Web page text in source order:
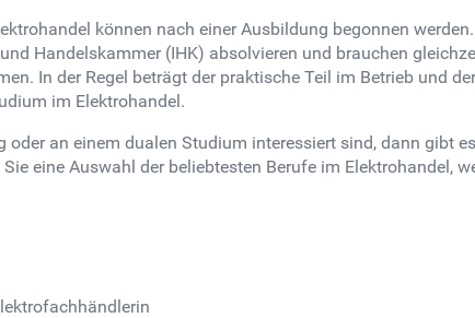
können nach einer Ausbildung begonnen
Handelskammer (IHK) absolvieren und brauchen
In der Regel beträgt der praktische Teil im Betrieb und
im Elektrohandel.
oder an einem dualen Studium interessiert sind, dann gibt
eine Auswahl der beliebtesten Berufe im Elektrohandel,